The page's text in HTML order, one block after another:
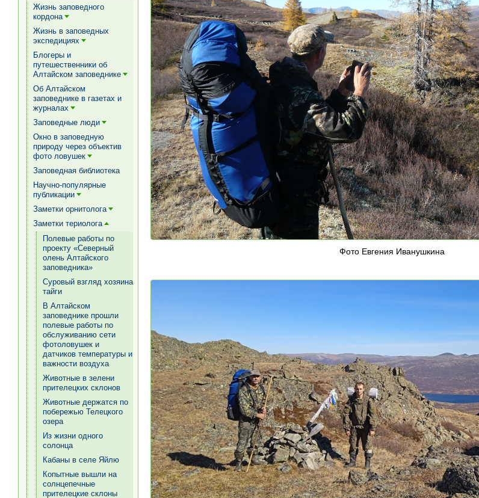
Фото Евгения Иванушкина
Жизнь заповедного
кордона
Жизнь в заповедных
экспедициях
Блогеры и
путешественники об
Алтайском заповеднике
Об Алтайском
заповеднике в газетах и
журналах
Заповедные люди
Окно в заповедную
природу через объектив
фото ловушек
Заповедная библиотека
Научно-популярные
публикации
Заметки орнитолога
Заметки териолога [+]
Полевые работы по
проекту «Северный
олень Алтайского
заповедника»
Суровый взгляд хозяина
тайги
В Алтайском
заповеднике прошли
полевые работы по
обслуживанию сети
фотоловушек и
датчиков температуры и
важности воздуха
Животные в зелени
прителецких склонов
Животные держатся по
побережью Телецкого
озера
Из жизни одного
солонца
Кабаны в селе Яйлю
Копытные вышли на
солнцепечные
прителецкие склоны